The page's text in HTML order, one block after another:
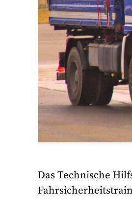
Das Technische